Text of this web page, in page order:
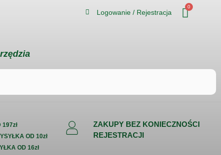
Logowanie / Rejestracja
0
197zł
OD 10zł
OD 16zł
ZAKUPY BEZ KONIECZNOŚCI
REJESTRACJI